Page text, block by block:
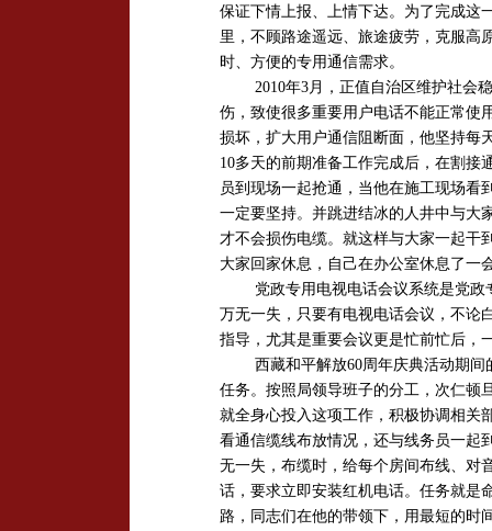
保证下情上报、上情下达。为了完成这
里，不顾路途遥远、旅途疲劳，克服高
时、方便的专用通信需求。
2010年3月，正值自治区维护社会
伤，致使很多重要用户电话不能正常使
损坏，扩大用户通信阻断面，他坚持每
10多天的前期准备工作完成后，在割接
员到现场一起抢通，当他在施工现场看
一定要坚持。并跳进结冰的人井中与大
才不会损伤电缆。就这样与大家一起干
大家回家休息，自己在办公室休息了一
党政专用电视电话会议系统是党
万无一失，只要有电视电话会议，不论
指导，尤其是重要会议更是忙前忙后，
西藏和平解放60周年庆典活动期
任务。按照局领导班子的分工，次仁顿
就全身心投入这项工作，积极协调相关
看通信缆线布放情况，还与线务员一起
无一失，布缆时，给每个房间布线、对
话，要求立即安装红机电话。任务就是
路，同志们在他的带领下，用最短的时